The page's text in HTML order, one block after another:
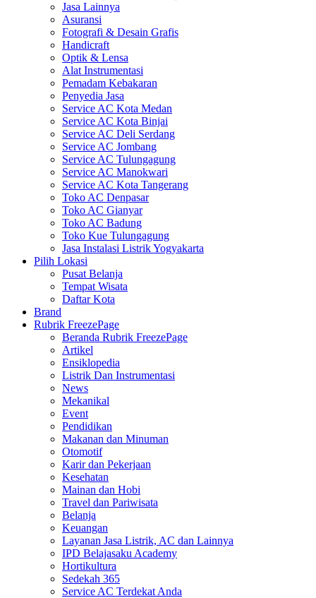
Jasa Lainnya
Asuransi
Fotografi & Desain Grafis
Handicraft
Optik & Lensa
Alat Instrumentasi
Pemadam Kebakaran
Penyedia Jasa
Service AC Kota Medan
Service AC Kota Binjai
Service AC Deli Serdang
Service AC Jombang
Service AC Tulungagung
Service AC Manokwari
Service AC Kota Tangerang
Toko AC Denpasar
Toko AC Gianyar
Toko AC Badung
Toko Kue Tulungagung
Jasa Instalasi Listrik Yogyakarta
Pilih Lokasi
Pusat Belanja
Tempat Wisata
Daftar Kota
Brand
Rubrik FreezePage
Beranda Rubrik FreezePage
Artikel
Ensiklopedia
Listrik Dan Instrumentasi
News
Mekanikal
Event
Pendidikan
Makanan dan Minuman
Otomotif
Karir dan Pekerjaan
Kesehatan
Mainan dan Hobi
Travel dan Pariwisata
Belanja
Keuangan
Layanan Jasa Listrik, AC dan Lainnya
IPD Belajasaku Academy
Hortikultura
Sedekah 365
Service AC Terdekat Anda